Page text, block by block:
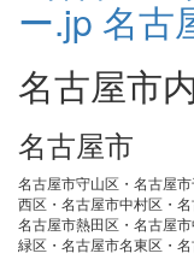
名古屋市内
名古屋市
名古屋市守山区・名古屋
西区・名古屋市中村区・
名古屋市熱田区・名古屋
緑区・名古屋市名東区・